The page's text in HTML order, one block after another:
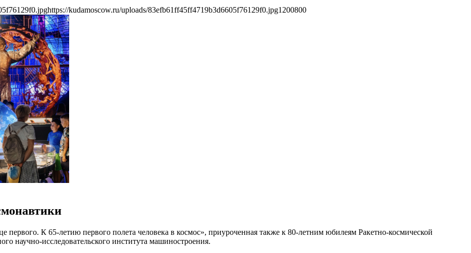
https://kudamoscow.ru/uploads/83efb61ff45ff4719b3d6605f76129f0.jpg1200800
первого. К 65-летию первого полета человека в космос», приуроченная также к 80-летним юбилеям Ракетно-космической
научно-исследовательского института машиностроения.